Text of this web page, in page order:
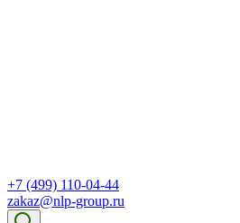
+7 (499) 110-04-44
zakaz@nlp-group.ru